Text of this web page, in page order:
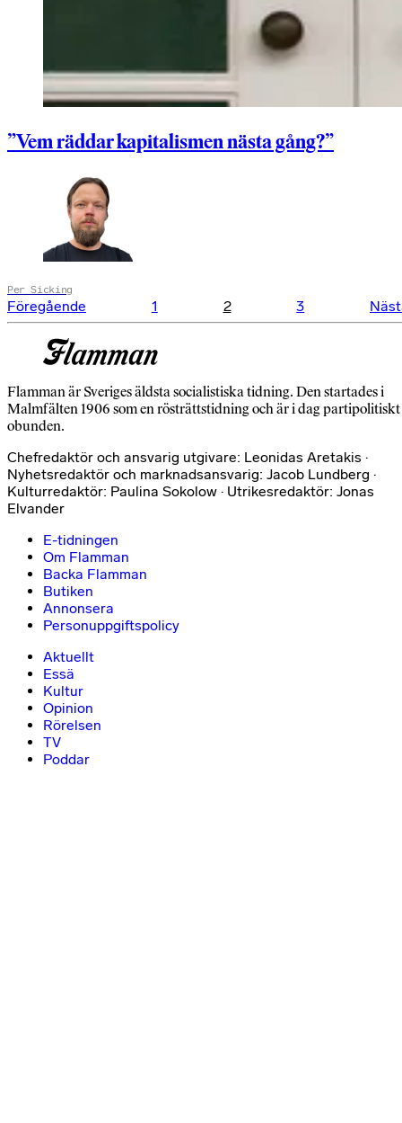
”Vem räddar kapitalismen nästa gång?”
Per Sicking
Sidnumrering
inlägg
Föregående 1 2 3
Flamman är Sveriges äldsta socialistiska tidning. Den startades i
Malmfälten 1906 som en rösträttstidning och är i dag partipolitiskt
obunden.
Chefredaktör och ansvarig utgivare: Leonidas Aretakis ·
Nyhetsredaktör och marknadsansvarig: Jacob Lundberg ·
Kulturredaktör: Paulina Sokolow · Utrikesredaktör: Jonas
Elvander
E-tidningen
Om Flamman
Backa Flamman
Butiken
Annonsera
Personuppgiftspolicy
Aktuellt
Essä
Kultur
Opinion
Rörelsen
TV
Poddar